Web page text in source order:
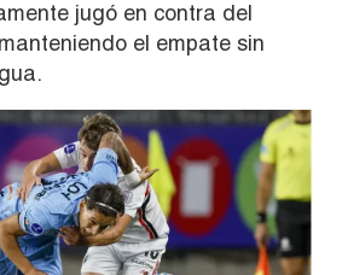
jugó en contra del
el empate sin